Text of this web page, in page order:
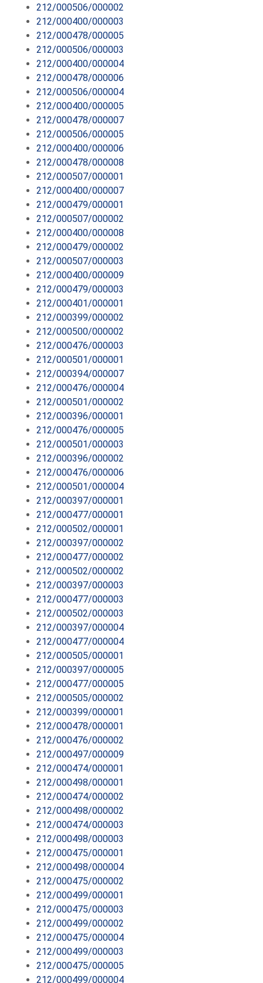
212/000506/000002
212/000400/000003
212/000478/000005
212/000506/000003
212/000400/000004
212/000478/000006
212/000506/000004
212/000400/000005
212/000478/000007
212/000506/000005
212/000400/000006
212/000478/000008
212/000507/000001
212/000400/000007
212/000479/000001
212/000507/000002
212/000400/000008
212/000479/000002
212/000507/000003
212/000400/000009
212/000479/000003
212/000401/000001
212/000399/000002
212/000500/000002
212/000476/000003
212/000501/000001
212/000394/000007
212/000476/000004
212/000501/000002
212/000396/000001
212/000476/000005
212/000501/000003
212/000396/000002
212/000476/000006
212/000501/000004
212/000397/000001
212/000477/000001
212/000502/000001
212/000397/000002
212/000477/000002
212/000502/000002
212/000397/000003
212/000477/000003
212/000502/000003
212/000397/000004
212/000477/000004
212/000505/000001
212/000397/000005
212/000477/000005
212/000505/000002
212/000399/000001
212/000478/000001
212/000476/000002
212/000497/000009
212/000474/000001
212/000498/000001
212/000474/000002
212/000498/000002
212/000474/000003
212/000498/000003
212/000475/000001
212/000498/000004
212/000475/000002
212/000499/000001
212/000475/000003
212/000499/000002
212/000475/000004
212/000499/000003
212/000475/000005
212/000499/000004